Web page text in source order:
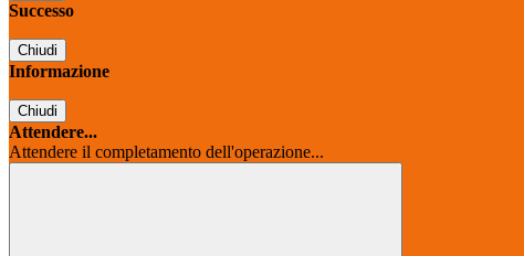
Successo
Chiudi
Informazione
Chiudi
Attendere...
Attendere il completamento dell'operazione...